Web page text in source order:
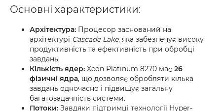
Основні характеристики:
Архітектура: Процесор заснований на
архітектурі Cascade Lake, яка забезпечує високу
продуктивність та ефективність при обробці
завдань.
Кількість ядер: Xeon Platinum 8270 має 26
фізичні ядра, що дозволяє обробляти кілька
завдань одночасно і підвищує загальну
багатозадачність системи.
Потоки: Завдяки підтримці технології Hyper-